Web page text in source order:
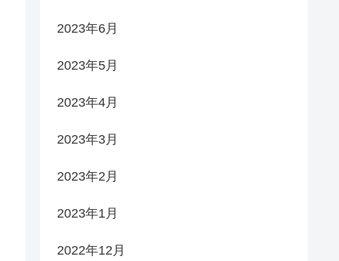
2023年6月
2023年5月
2023年4月
2023年3月
2023年2月
2023年1月
2022年12月